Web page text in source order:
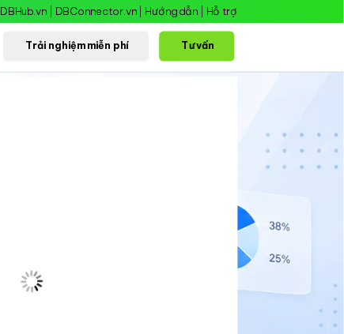
DBHub.vn DBConnector.vn| Hướng dẫn Hỗ trợ
Trải nghiệm miễn phí Tư vấn